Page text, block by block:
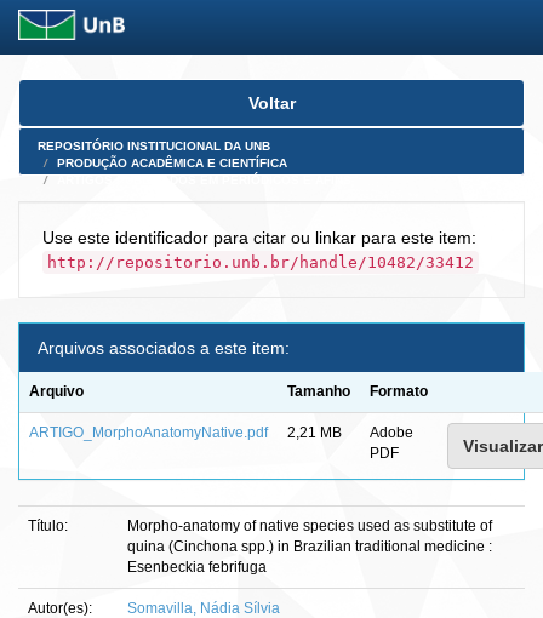
Skip
Voltar
REPOSITÓRIO INSTITUCIONAL DA UNB
PRODUÇÃO ACADÊMICA E CIENTÍFICA
Use este identificador para citar ou linkar para este item:
http://repositorio.unb.br/handle/10482/33412
Arquivos associados a este item:
Arquivo Tamanho Formato
ARTIGO_MorphoAnatomyNative.pdf 2,21 MB
Adobe
PDF
Título:
Morpho-anatomy of native species used as substitute of
quina (Cinchona spp.) in Brazilian traditional medicine :
Esenbeckia febrifuga
Autor(es):
Somavilla, Nádia Sílvia